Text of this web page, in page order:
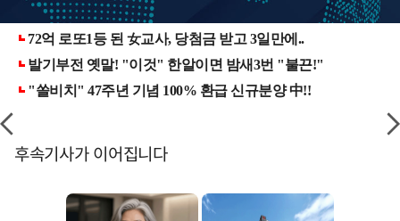
후속기사가 이어집니다